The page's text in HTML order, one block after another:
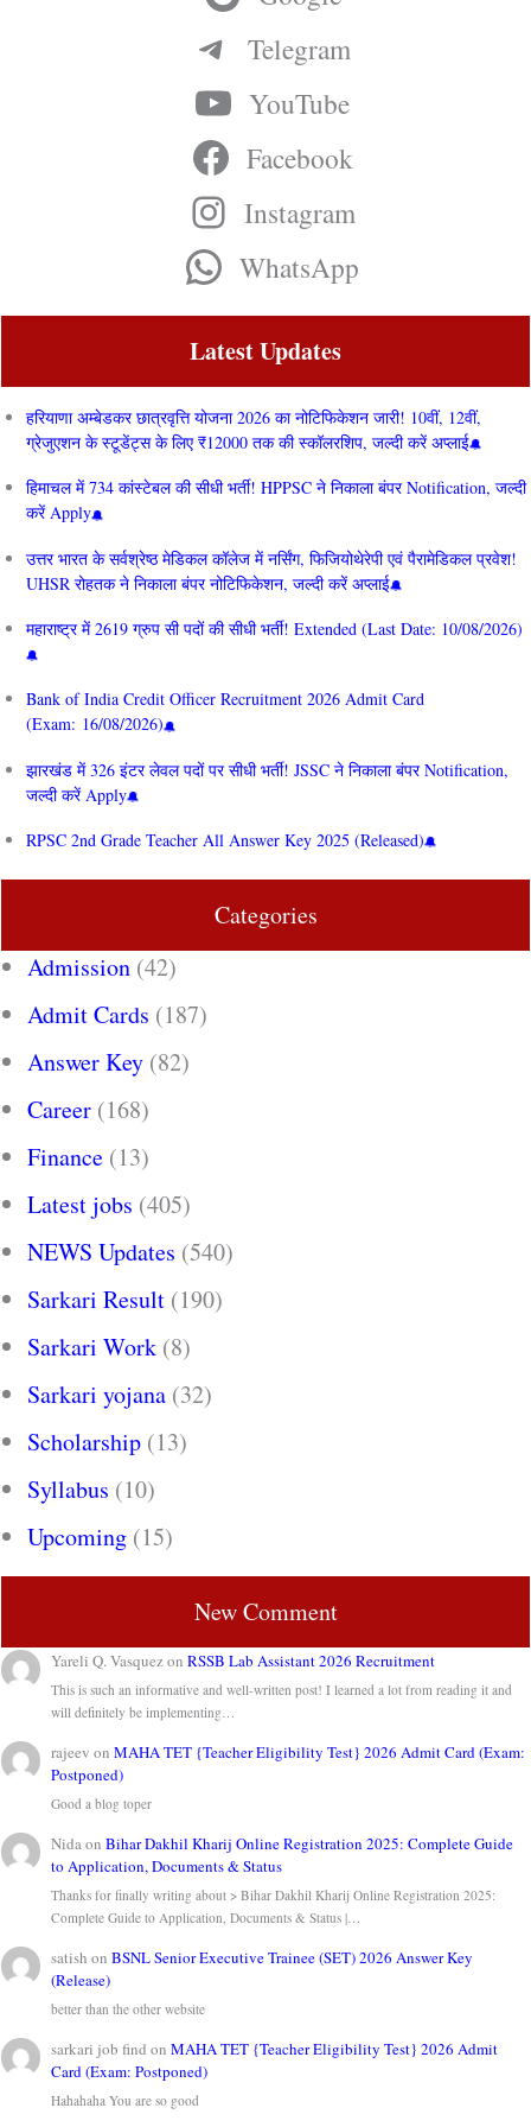
Telegram
YouTube
Facebook
Instagram
WhatsApp
Latest Updates
हरियाणा अम्बेडकर छात्रवृत्ति योजना 2026 का नोटिफिकेशन जारी! 10वीं, 12वीं,
ग्रेजुएशन के स्टूडेंट्स के लिए ₹12000 तक की स्कॉलरशिप, जल्दी करें अप्लाई
हिमाचल में 734 कांस्टेबल की सीधी भर्ती! HPPSC ने निकाला बंपर Notification, जल्दी
करें Apply
उत्तर भारत के सर्वश्रेष्ठ मेडिकल कॉलेज में नर्सिंग, फिजियोथेरेपी एवं पैरामेडिकल प्रवेश!
UHSR रोहतक ने निकाला बंपर नोटिफिकेशन, जल्दी करें अप्लाई
महाराष्ट्र में 2619 ग्रुप सी पदों की सीधी भर्ती! Extended (Last Date: 10/08/2026)
Bank of India Credit Officer Recruitment 2026 Admit Card
(Exam: 16/08/2026)
झारखंड में 326 इंटर लेवल पदों पर सीधी भर्ती! JSSC ने निकाला बंपर Notification,
जल्दी करें Apply
RPSC 2nd Grade Teacher All Answer Key 2025 (Released)
Categories
Admission (42)
Admit Cards (187)
Answer Key (82)
Career (168)
Finance (13)
Latest jobs (405)
NEWS Updates (540)
Sarkari Result (190)
Sarkari Work (8)
Sarkari yojana (32)
Scholarship (13)
Syllabus (10)
Upcoming (15)
New Comment
Yareli Q. VasquezonRSSB Lab Assistant 2026 Recruitment
This is such an informative and well-written post! I learned a lot from reading it and
will definitely be implementing…
rajeev onMAHA TET {Teacher Eligibility Test} 2026 Admit Card (Exam:
Postponed)
Good a blog toper
NidaonBihar Dakhil Kharij Online Registration 2025: Complete Guide
to Application, Documents & Status
Thanks for finally writing about > Bihar Dakhil Kharij Online Registration 2025:
Complete Guide to Application, Documents & Status |…
satish onBSNL Senior Executive Trainee (SET) 2026 Answer Key
(Release)
better than the other website
sarkari job find onMAHA TET {Teacher Eligibility Test} 2026 Admit
Card (Exam: Postponed)
Hahahaha You are so good